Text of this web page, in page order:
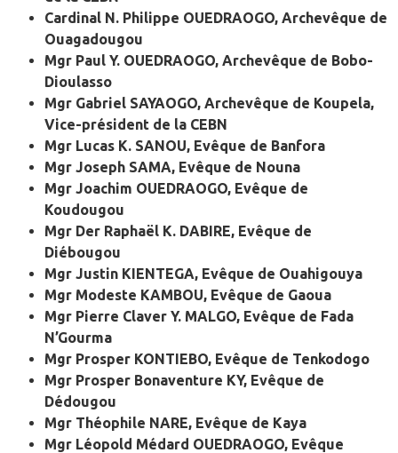
Cardinal N. Philippe OUEDRAOGO, Archevêque de
Ouagadougou
Mgr Paul Y. OUEDRAOGO, Archevêque de Bobo-
Dioulasso
Mgr Gabriel SAYAOGO, Archevêque de Koupela,
Vice-président de la CEBN
Mgr Lucas K. SANOU, Evêque de Banfora
Mgr Joseph SAMA, Evêque de Nouna
Mgr Joachim OUEDRAOGO, Evêque de
Koudougou
Mgr Der Raphaël K. DABIRE, Evêque de
Diébougou
Mgr Justin KIENTEGA, Evêque de Ouahigouya
Mgr Modeste KAMBOU, Evêque de Gaoua
Mgr Pierre Claver Y. MALGO, Evêque de Fada
N’Gourma
Mgr Prosper KONTIEBO, Evêque de Tenkodogo
Mgr Prosper Bonaventure KY, Evêque de
Dédougou
Mgr Théophile NARE, Evêque de Kaya
Mgr Léopold Médard OUEDRAOGO, Evêque